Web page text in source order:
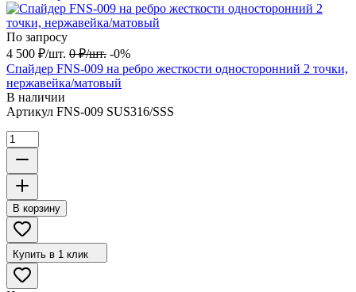
По запросу
4 500 ₽/шт. 0 ₽/шт. -0%
Спайдер FNS-009 на ребро жесткости односторонний 2 точки,
нержавейка/матовый
В наличии
Артикул FNS-009 SUS316/SSS
В корзину
Купить в 1 клик